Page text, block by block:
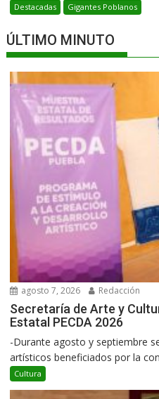
Destacadas Gigantes Poblanos
ÚLTIMO MINUTO
agosto 7, 2026 Redacción
Secretaría de Arte y
Estatal PECDA 2026
-Durante agosto y septiembre
artísticos beneficiados por la
Cultura